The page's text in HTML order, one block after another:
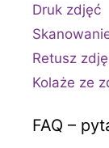
Druk zdjęć
Retusz
Kolaże ze
FAQ –